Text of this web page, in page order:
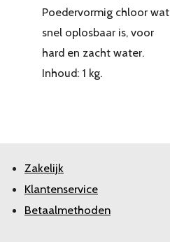
Poedervormig chloor wat
snel oplosbaar is, voor
hard en zacht water.
Inhoud: 1 kg.
Zakelijk
Klantenservice
Betaalmethoden